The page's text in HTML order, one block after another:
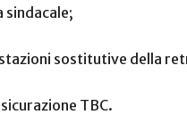
sostitutive della
TBC.